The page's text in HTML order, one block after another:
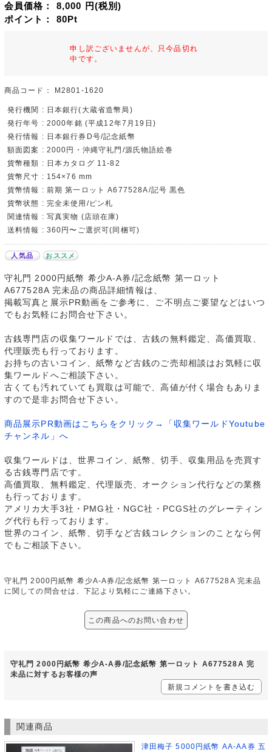
会員価格： 8,000 円(税別)
ポイント： 80Pt
申し訳ございませんが、只今品切れ
中です。
商品コード： M2801-1620
発行機関 : 日本銀行(大蔵省造幣局)
発行年号 : 2000年銘 (平成12年7月19日)
発行情報 : 日本銀行券D号/記念紙幣
額面図案 : 2000円・沖縄守礼門/源氏物語絵巻
貨幣種類 : 日本カタログ 11-82
貨幣尺寸 : 154×76 mm
貨幣情報 : 前期 第一ロット A677528A/記号 黒色
貨幣状態 : 完全未使用/ピン札
関連情報 : 写真実物 (店頭在庫)
送料情報 : 360円〜ご選択可(同梱可)
人気品 おススメ
守礼門 2000円紙幣 希少A-A券/記念紙幣 第一ロット
A677528A 完未品の商品詳細情報は、
掲載写真と展示PR動画をご参考に、ご不明点ご要望などはいつ
でもお気軽にお問合せ下さい。
古銭専門店の収集ワールドでは、古銭の無料鑑定、高価買取、
代理販売も行っております。
お持ちの古いコイン、紙幣など古銭のご売却相談はお気軽に収
集ワールドへご相談下さい。
古くても汚れていても買取は可能で、高値が付く場合もありま
すので是非お問合せ下さい。
商品展示PR動画はこちらをクリック→「収集ワールドYoutube
チャンネル」へ
収集ワールドは、世界コイン、紙幣、切手、収集用品を売買す
る古銭専門店です。
高価買取、無料鑑定、代理販売、オークション代行などの業務
も行っております。
アメリカ大手3社・PMG社・NGC社・PCGS社のグレーティン
グ代行も行っております。
世界のコイン、紙幣、切手など古銭コレクションのことなら何
でもご相談下さい。
守礼門 2000円紙幣 希少A-A券/記念紙幣 第一ロット A677528A 完未品
に関しての問合せは、下記より気軽にご連絡下さい。
この商品へのお問い合わせ
守礼門 2000円紙幣 希少A-A券/記念紙幣 第一ロット A677528A 完
未品に対するお客様の声
新規コメントを書き込む
関連商品
津田梅子 5000円紙幣 AA-AA券 五